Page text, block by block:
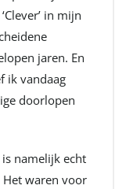
in mijn
jaren. En
ik vandaag
doorlopen
namelijk echt
waren voor